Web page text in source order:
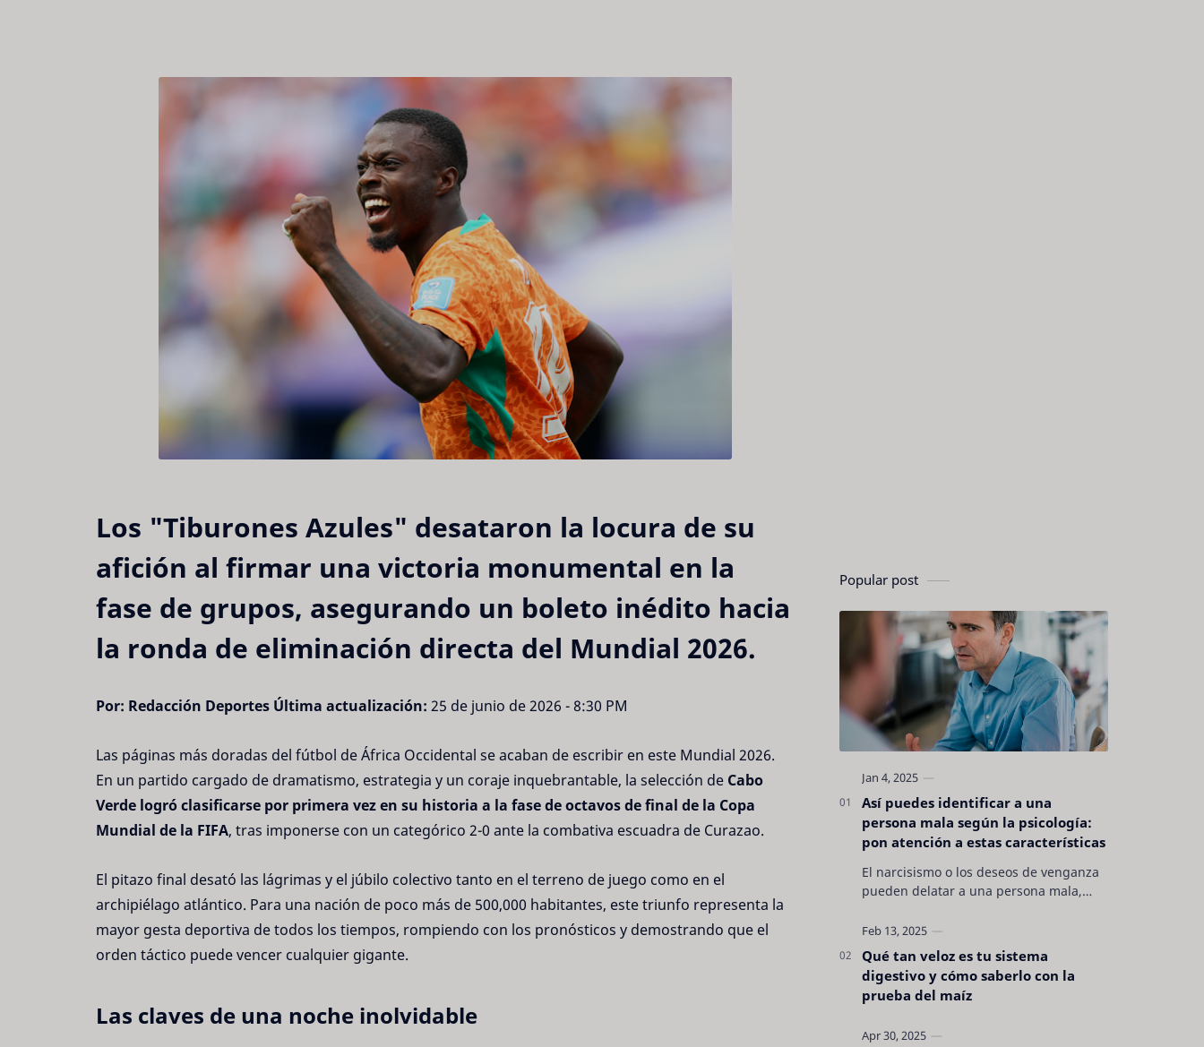
Los "Tiburones Azules" desataron la locura de su
afición al firmar una victoria monumental en la
fase de grupos, asegurando un boleto inédito hacia
la ronda de eliminación directa del Mundial 2026.
Por: Redacción Deportes Última actualización: 25 de junio de 2026 - 8:30 PM
Las páginas más doradas del fútbol de África Occidental se acaban de escribir en este Mundial 2026.
En un partido cargado de dramatismo, estrategia y un coraje inquebrantable, la selección de Cabo
Verde logró clasificarse por primera vez en su historia a la fase de octavos de final de la Copa
Mundial de la FIFA, tras imponerse con un categórico 2-0 ante la combativa escuadra de Curazao.
El pitazo final desató las lágrimas y el júbilo colectivo tanto en el terreno de juego como en el
archipiélago atlántico. Para una nación de poco más de 500,000 habitantes, este triunfo representa la
mayor gesta deportiva de todos los tiempos, rompiendo con los pronósticos y demostrando que el
orden táctico puede vencer cualquier gigante.
Las claves de una noche inolvidable
Popular post
Así puedes identificar a una
persona mala según la psicología:
pon atención a estas características
El narcisismo o los deseos de venganza
pueden delatar a una persona mala,
evidentes. Conocerlas puede pro…
Qué tan veloz es tu sistema
digestivo y cómo saberlo con la
prueba del maíz